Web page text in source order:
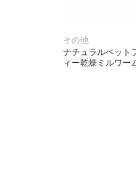
その他
ナチュラルペット
ィー乾燥ミルワー